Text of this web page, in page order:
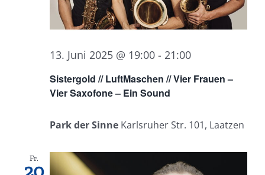
Sistergold // LuftMaschen // Vier Frauen –
Vier Saxofone – Ein Sound
13. Juni 2025 @ 19:00 - 21:00
Park der Sinne Karlsruher Str. 101, Laatzen
Fr.